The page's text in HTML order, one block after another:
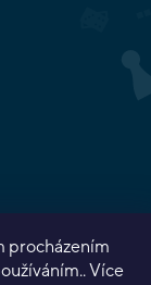
procházením
Více